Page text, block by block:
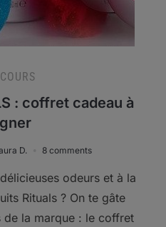
: coffret cadeau à
D. 8 comments
odeurs et à la
Rituals ? On te gâte
de la marque : le coffret